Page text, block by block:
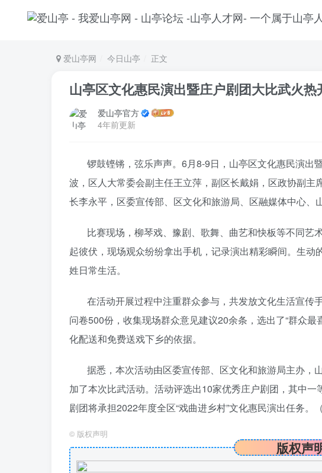
爱山亭网 今日山亭 正文
山亭区文化惠民演出暨庄户剧团大比武火热
爱山亭官方
4年前更新
锣鼓铿锵，弦乐声声。6月8-9日，山亭区文化惠民演出
波，区人大常委会副主任王立萍，副区长戴娟，区政协副
长李永平，区委宣传部、区文化和旅游局、区融媒体中心、
比赛现场，柳琴戏、豫剧、歌舞、曲艺和快板等不同
起彼伏，现场观众纷纷拿出手机，记录演出精彩瞬间。生动
姓日常生活。
在活动开展过程中注重群众参与，共发放文化生活宣传
问卷500份，收集现场群众意见建议20余条，选出了“群众最
化配送和免费送戏下乡的依据。
据悉，本次活动由区委宣传部、区文化和旅游局主办，
加了本次比武活动。活动评选出10家优秀庄户剧团，其中
剧团将承担2022年度全区“戏曲进乡村”文化惠民演出任务。
© 版权声明
版权声